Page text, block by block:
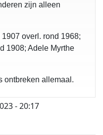
zijn alleen
overl. rond 1968;
1908; Adele Myrthe
ontbreken allemaal.
- 20:17